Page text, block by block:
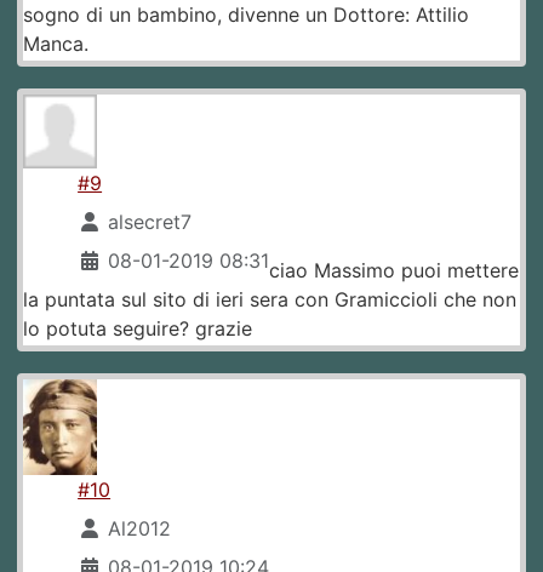
sogno di un bambino, divenne un Dottore: Attilio
Manca.
#9
alsecret7
08-01-2019 08:31ciao Massimo puoi mettere
la puntata sul sito di ieri sera con Gramiccioli che non
lo potuta seguire? grazie
#10
Al2012